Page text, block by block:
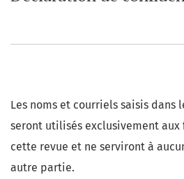
Les noms et courriels saisis dans
seront utilisés exclusivement
cette revue et ne serviront à
autre partie.